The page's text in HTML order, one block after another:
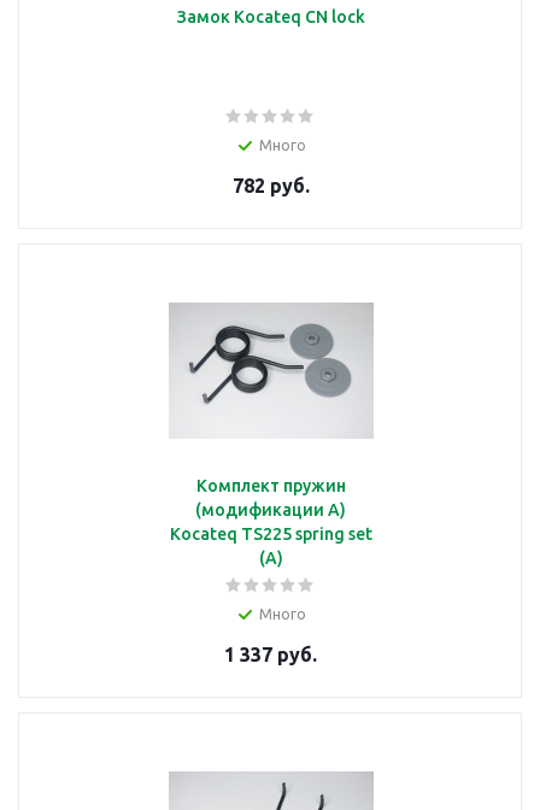
подробнее
Изолятор
подробнее
Замок Kocateq CN lock
Много
782 руб.
Комплект пружин
(модификации А)
Kocateq TS225 spring set
(A)
Много
1 337 руб.